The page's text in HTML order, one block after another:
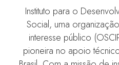
Instituto para o
Social, uma
interesse público
pioneira no apoio